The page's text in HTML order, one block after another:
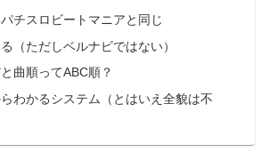
チスロビートマニアと同じ
（ただしベルナビではない）
曲順ってABC順？
わかるシステム（とはいえ全貌は不